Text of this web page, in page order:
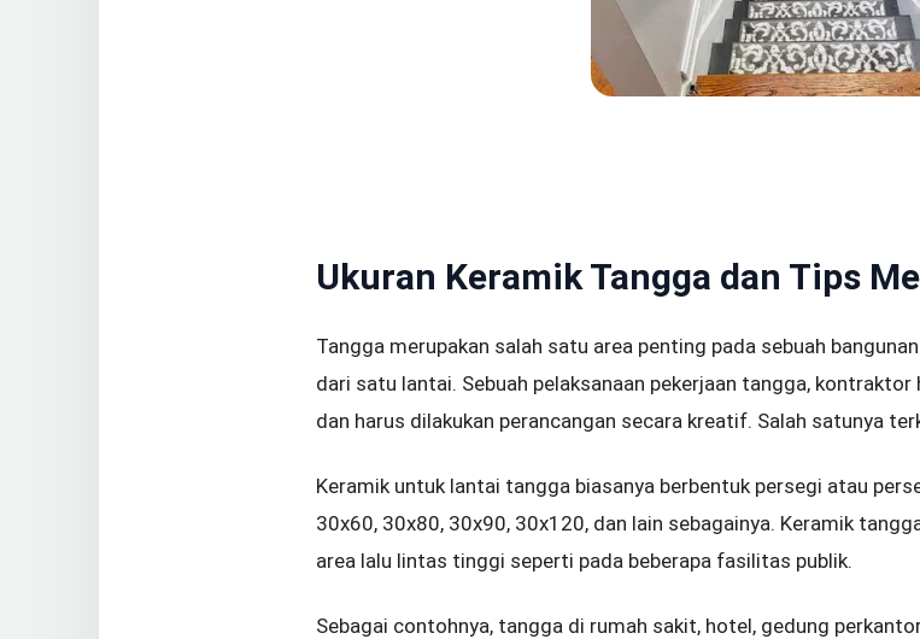
Ukuran Keramik Tangga dan Tips
Tangga merupakan salah satu area penting pada sebuah
dari satu lantai. Sebuah pelaksanaan pekerjaan tangga,
dan harus dilakukan perancangan secara kreatif. Salah satunya
Keramik untuk lantai tangga biasanya berbentuk persegi atau
30x60, 30x80, 30x90, 30x120, dan lain sebagainya. Keramik
area lalu lintas tinggi seperti pada beberapa fasilitas publik.
Sebagai contohnya, tangga di rumah sakit, hotel, gedung